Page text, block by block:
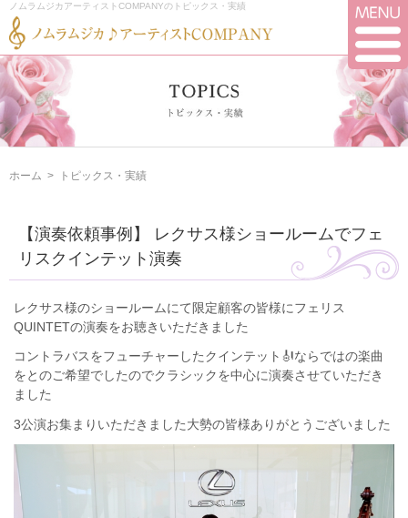
ノムラムジカアーティストCOMPANYのトピックス・実績
ホーム > トピックス・実績
【演奏依頼事例】 レクサス様ショールームでフェ
リスクインテット演奏
レクサス様のショールームにて限定顧客の皆様にフェリス
QUINTETの演奏をお聴きいただきました
コントラバスをフューチャーしたクインテット🎻ならではの楽曲
をとのご希望でしたのでクラシックを中心に演奏させていただき
ました
3公演お集まりいただきました大勢の皆様ありがとうございました